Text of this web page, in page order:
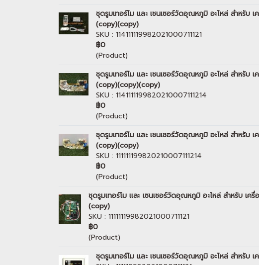
ชุดรูมเทอร์โม และ เซนเซอร์วัดอุณหภูมิ อะไหล่ สำหรั
(copy)(copy)
SKU : 114111119982021000711121
฿0
(Product)
ชุดรูมเทอร์โม และ เซนเซอร์วัดอุณหภูมิ อะไหล่ สำหรั
(copy)(copy)(copy)
SKU : 1141111199820210007111214
฿0
(Product)
ชุดรูมเทอร์โม และ เซนเซอร์วัดอุณหภูมิ อะไหล่ สำหรั
(copy)(copy)
SKU : 111111199820210007111214
฿0
(Product)
ชุดรูมเทอร์โม และ เซนเซอร์วัดอุณหภูมิ อะไหล่ สำหรับ
(copy)
SKU : 11111119982021000711121
฿0
(Product)
ชุดรูมเทอร์โม และ เซนเซอร์วัดอุณหภูมิ อะไหล่ สำหรั